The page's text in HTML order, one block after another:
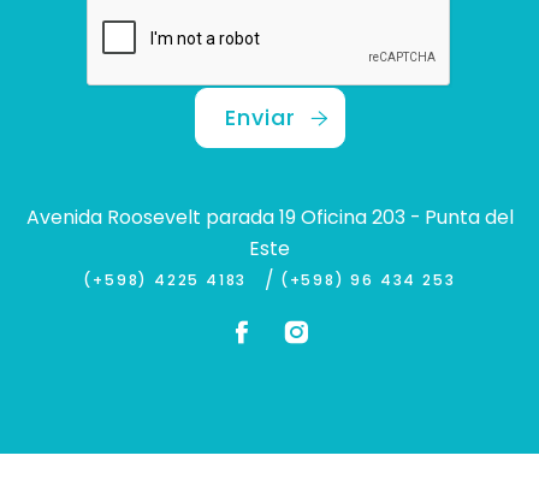
Enviar
Avenida Roosevelt parada 19 Oficina 203 - Punta del
Este
(+598) 4225 4183 / (+598) 96 434 253